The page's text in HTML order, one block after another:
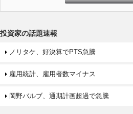
投資家の話題速報
ノリタケ、好決算でPTS急騰
雇用統計、雇用者数マイナス
岡野バルブ、通期計画超過で急騰